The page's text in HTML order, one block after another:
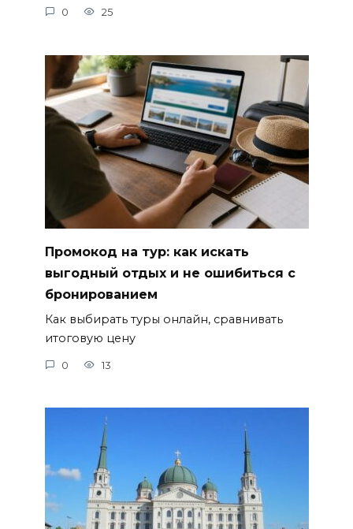
0 25
Промокод на тур: как искать
выгодный отдых и не ошибиться с
бронированием
Как выбирать туры онлайн, сравнивать
итоговую цену
0 13